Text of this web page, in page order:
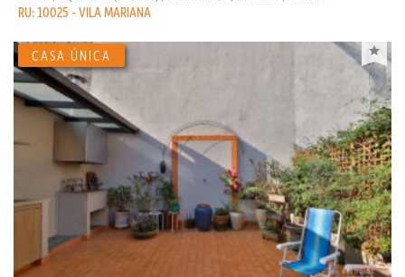
RU: 10025 - VILA MARIANA